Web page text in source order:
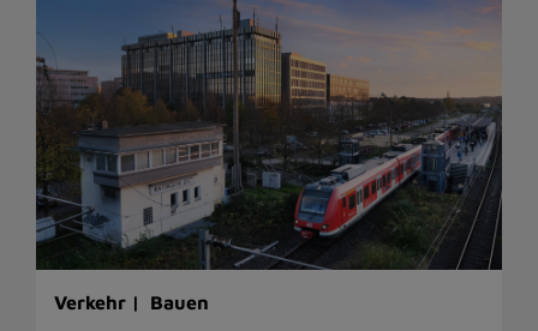
Verkehr | Bauen